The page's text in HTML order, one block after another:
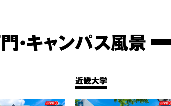
・キャンパス風景
近畿大学